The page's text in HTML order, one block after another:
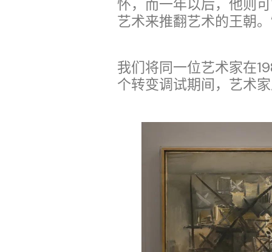
怀，而一年以后，他则
艺术来推翻艺术的王朝。
我们将同一位艺术家在
个转变调试期间，艺术